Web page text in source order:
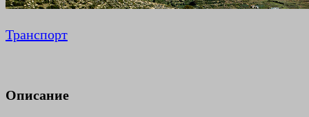
Транспорт
Описание